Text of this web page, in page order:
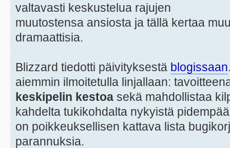
valtavasti keskustelua rajujen
muutostensa ansiosta ja tällä kertaa
dramaattisia.
Blizzard tiedotti päivityksestä blogissaan
aiemmin ilmoitetulla linjallaan:
keskipelin kestoa sekä mahdollistaa
kahdelta tukikohdalta nykyistä
on poikkeuksellisen kattava lista
parannuksia.